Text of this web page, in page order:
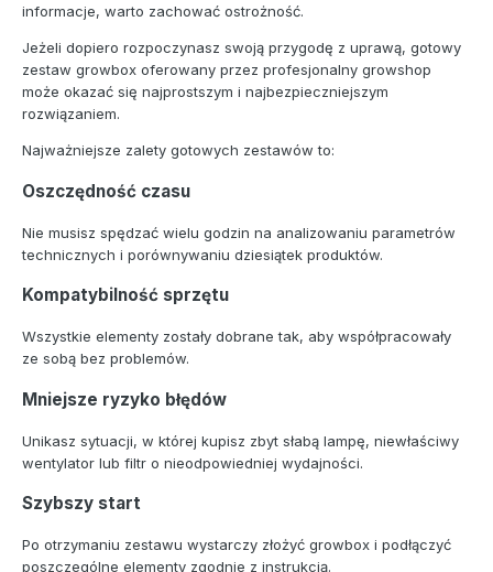
informacje, warto zachować ostrożność.
Jeżeli dopiero rozpoczynasz swoją przygodę z uprawą, gotowy
zestaw growbox oferowany przez profesjonalny growshop
może okazać się najprostszym i najbezpieczniejszym
rozwiązaniem.
Najważniejsze zalety gotowych zestawów to:
Oszczędność czasu
Nie musisz spędzać wielu godzin na analizowaniu parametrów
technicznych i porównywaniu dziesiątek produktów.
Kompatybilność sprzętu
Wszystkie elementy zostały dobrane tak, aby współpracowały
ze sobą bez problemów.
Mniejsze ryzyko błędów
Unikasz sytuacji, w której kupisz zbyt słabą lampę, niewłaściwy
wentylator lub filtr o nieodpowiedniej wydajności.
Szybszy start
Po otrzymaniu zestawu wystarczy złożyć growbox i podłączyć
poszczególne elementy zgodnie z instrukcją.